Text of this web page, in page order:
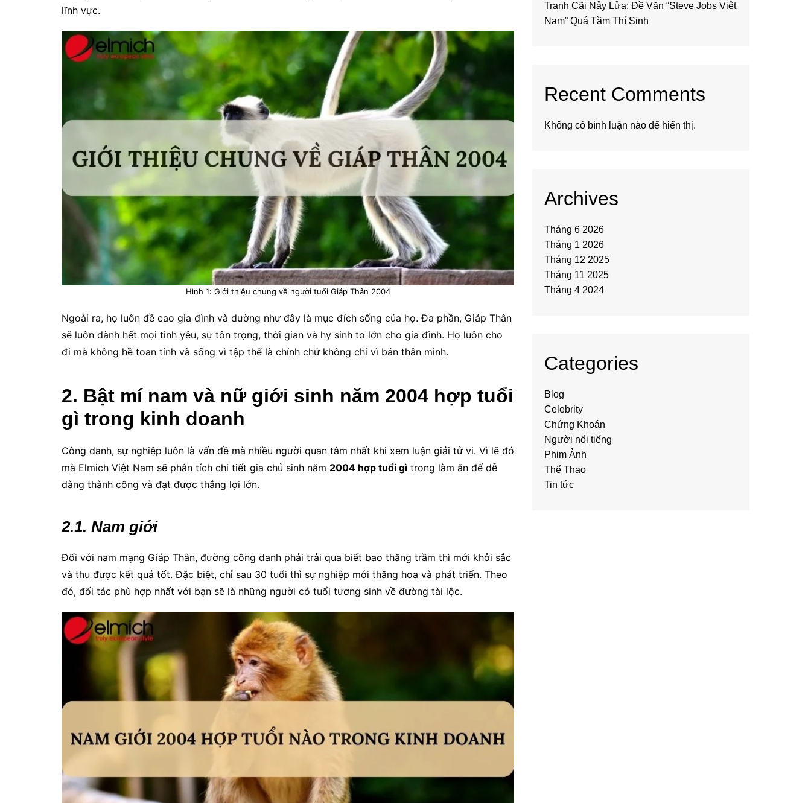
lĩnh vực.
Hình 1: Giới thiệu chung về người tuổi Giáp Thân 2004
Ngoài ra, họ luôn đề cao gia đình và dường như đây là mục đích sống của họ. Đa phần, Giáp Thân
sẽ luôn dành hết mọi tình yêu, sự tôn trọng, thời gian và hy sinh to lớn cho gia đình. Họ luôn cho
đi mà không hề toan tính và sống vì tập thể là chính chứ không chỉ vì bản thân mình.
2. Bật mí nam và nữ giới sinh năm 2004 hợp tuổi
gì trong kinh doanh
Công danh, sự nghiệp luôn là vấn đề mà nhiều người quan tâm nhất khi xem luận giải tử vi. Vì lẽ đó
mà Elmich Việt Nam sẽ phân tích chi tiết gia chủ sinh năm 2004 hợp tuổi gì trong làm ăn để dễ
dàng thành công và đạt được thắng lợi lớn.
2.1. Nam giới
Đối với nam mạng Giáp Thân, đường công danh phải trải qua biết bao thăng trầm thì mới khởi sắc
và thu được kết quả tốt. Đặc biệt, chỉ sau 30 tuổi thì sự nghiệp mới thăng hoa và phát triển. Theo
đó, đối tác phù hợp nhất với bạn sẽ là những người có tuổi tương sinh về đường tài lộc.
Tranh Cãi Nảy Lửa: Đề Văn “Steve Jobs Việt
Nam” Quá Tầm Thí Sinh
Recent Comments
Không có bình luận nào để hiển thị.
Archives
Tháng 6 2026
Tháng 1 2026
Tháng 12 2025
Tháng 11 2025
Tháng 4 2024
Categories
Blog
Celebrity
Chứng Khoán
Người nổi tiếng
Phim Ảnh
Thể Thao
Tin tức